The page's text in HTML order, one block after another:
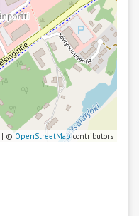
| © OpenStreetMapcontributors